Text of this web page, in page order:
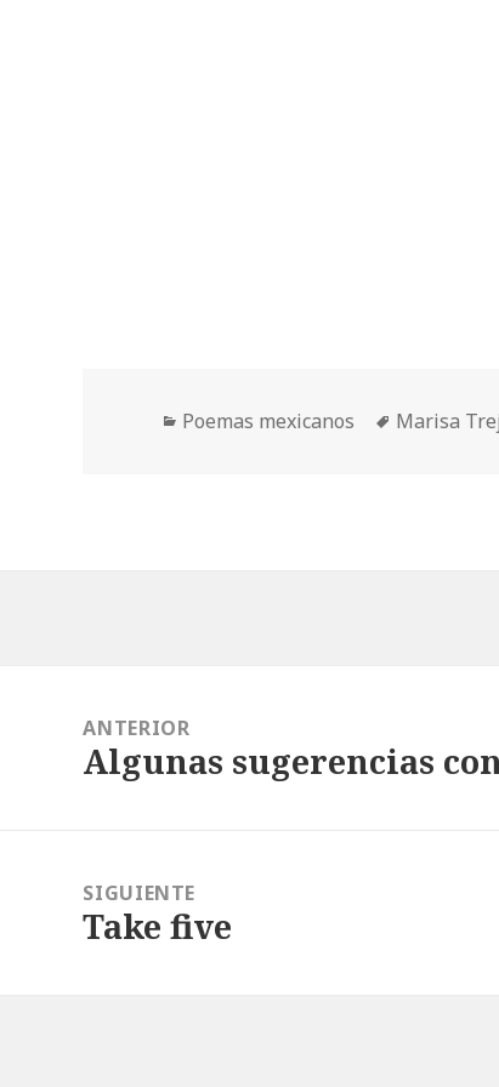
Categorías
Poemas mexicanos Etiquetas
Marisa
entradas
ANTERIOR
Entrada
Algunas sugerencias
SIGUIENTE
Entrada
Take five